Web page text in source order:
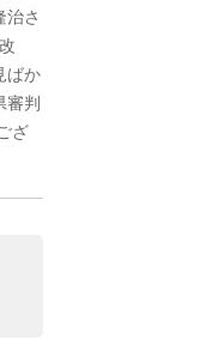
さ
ばか
審判
ざ